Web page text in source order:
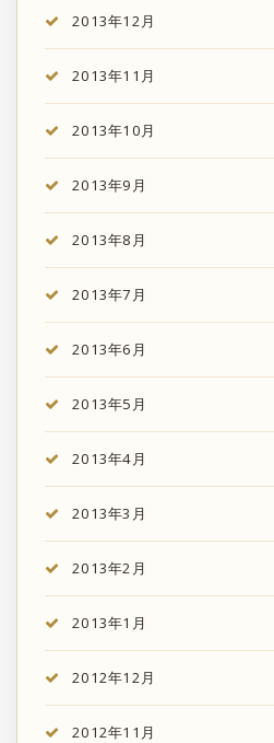
2013年12月
2013年11月
2013年10月
2013年9月
2013年8月
2013年7月
2013年6月
2013年5月
2013年4月
2013年3月
2013年2月
2013年1月
2012年12月
2012年11月